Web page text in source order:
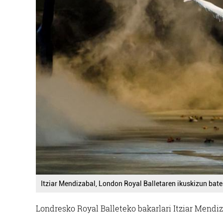
Itziar Mendizabal, London Royal Balletaren ikuskizun
Londresko Royal Balleteko bakarlari Itziar